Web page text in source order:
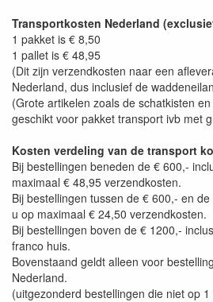
Transportkosten Nederland
1 pakket is € 8,50
1 pallet is € 48,95
(Dit zijn verzendkosten naar een
Nederland, dus inclusief de
(Grote artikelen zoals de schatkisten
geschikt voor pakket transport ivb met
Kosten verdeling van de transport
Bij bestellingen beneden de € 600,-
maximaal € 48,95 verzendkosten.
Bij bestellingen tussen de € 600,- en
u op maximaal € 24,50 verzendkosten.
Bij bestellingen boven de € 1200,-
franco huis.
Bovenstaand geldt alleen voor
Nederland.
(uitgezonderd bestellingen die niet op